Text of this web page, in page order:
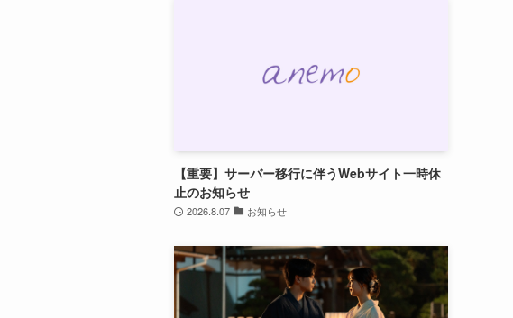
【重要】サーバー移行に伴うWebサイト一時休
止のお知らせ
2026.8.07 お知らせ